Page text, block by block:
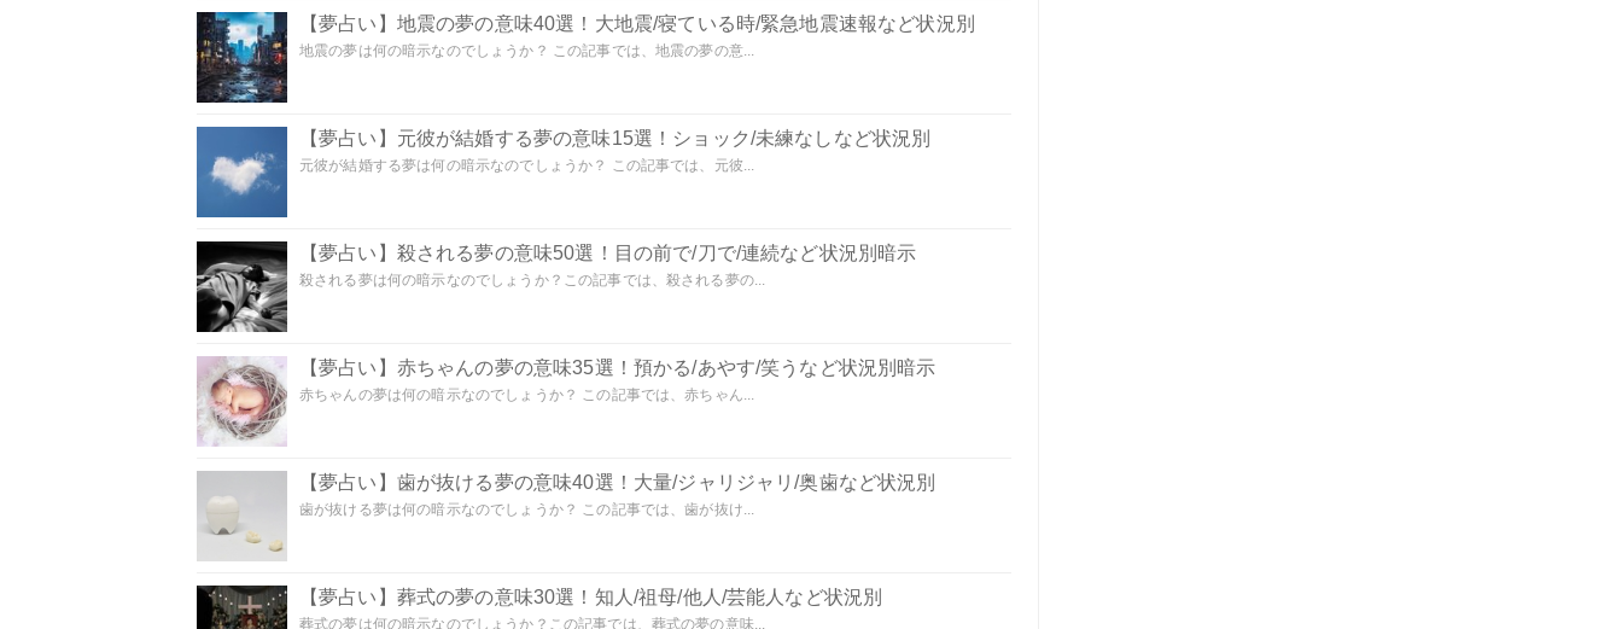
【夢占い】地震の夢の意味40選！大地震/寝ている時/緊急地震速報など状況別
地震の夢は何の暗示なのでしょうか？ この記事では、地震の夢の意...
【夢占い】元彼が結婚する夢の意味15選！ショック/未練なしなど状況別
元彼が結婚する夢は何の暗示なのでしょうか？ この記事では、元彼...
【夢占い】殺される夢の意味50選！目の前で/刀で/連続など状況別暗示
殺される夢は何の暗示なのでしょうか？この記事では、殺される夢の...
【夢占い】赤ちゃんの夢の意味35選！預かる/あやす/笑うなど状況別暗示
赤ちゃんの夢は何の暗示なのでしょうか？ この記事では、赤ちゃん...
【夢占い】歯が抜ける夢の意味40選！大量/ジャリジャリ/奥歯など状況別
歯が抜ける夢は何の暗示なのでしょうか？ この記事では、歯が抜け...
【夢占い】葬式の夢の意味30選！知人/祖母/他人/芸能人など状況別
葬式の夢は何の暗示なのでしょうか？この記事では、葬式の夢の意味...